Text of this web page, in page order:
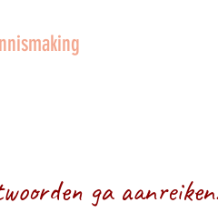
ga